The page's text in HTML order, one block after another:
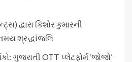
દ્વારા કિશોર કુમારની
શ્રદ્ધાંજલિ
ગુજરાતી OTT પ્લેટફોર્મ ‘જોજો’